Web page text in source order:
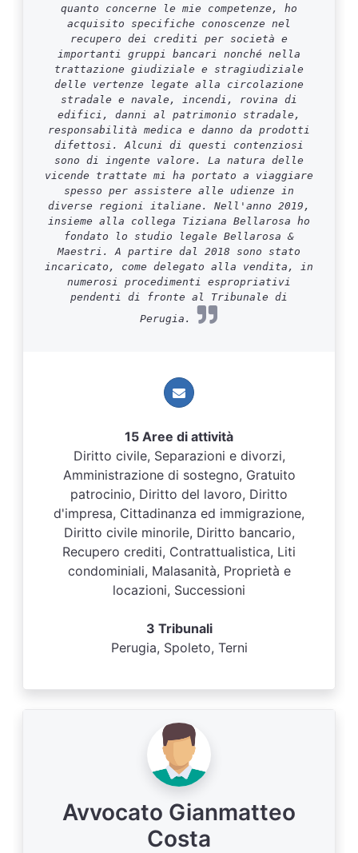
quanto concerne le mie competenze, ho
acquisito specifiche conoscenze nel
recupero dei crediti per società e
importanti gruppi bancari nonché nella
trattazione giudiziale e stragiudiziale
delle vertenze legate alla circolazione
stradale e navale, incendi, rovina di
edifici, danni al patrimonio stradale,
responsabilità medica e danno da prodotti
difettosi. Alcuni di questi contenziosi
sono di ingente valore. La natura delle
vicende trattate mi ha portato a viaggiare
spesso per assistere alle udienze in
diverse regioni italiane. Nell'anno 2019,
insieme alla collega Tiziana Bellarosa ho
fondato lo studio legale Bellarosa &
Maestri. A partire dal 2018 sono stato
incaricato, come delegato alla vendita, in
numerosi procedimenti espropriativi
pendenti di fronte al Tribunale di
Perugia.
15 Aree di attività
Diritto civile, Separazioni e divorzi,
Amministrazione di sostegno, Gratuito
patrocinio, Diritto del lavoro, Diritto
d'impresa, Cittadinanza ed immigrazione,
Diritto civile minorile, Diritto bancario,
Recupero crediti, Contrattualistica, Liti
condominiali, Malasanità, Proprietà e
locazioni, Successioni
3 Tribunali
Perugia, Spoleto, Terni
Avvocato Gianmatteo
Costa